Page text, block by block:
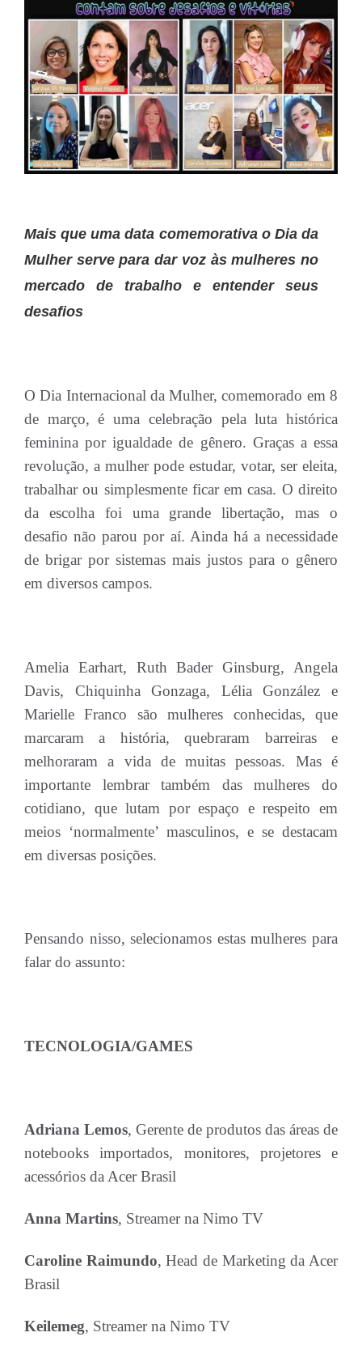
Mais que uma data comemorativa o Dia da
Mulher serve para dar voz às mulheres no
mercado de trabalho e entender seus
desafios
O Dia Internacional da Mulher, comemorado em 8
de março, é uma celebração pela luta histórica
feminina por igualdade de gênero. Graças a essa
revolução, a mulher pode estudar, votar, ser eleita,
trabalhar ou simplesmente ficar em casa. O direito
da escolha foi uma grande libertação, mas o
desafio não parou por aí. Ainda há a necessidade
de brigar por sistemas mais justos para o gênero
em diversos campos.
Amelia Earhart, Ruth Bader Ginsburg, Angela
Davis, Chiquinha Gonzaga, Lélia González e
Marielle Franco são mulheres conhecidas, que
marcaram a história, quebraram barreiras e
melhoraram a vida de muitas pessoas. Mas é
importante lembrar também das mulheres do
cotidiano, que lutam por espaço e respeito em
meios ‘normalmente’ masculinos, e se destacam
em diversas posições.
Pensando nisso, selecionamos estas mulheres para
falar do assunto:
TECNOLOGIA/GAMES
Adriana Lemos, Gerente de produtos das áreas de
notebooks importados, monitores, projetores e
acessórios da Acer Brasil
Anna Martins, Streamer na Nimo TV
Caroline Raimundo, Head de Marketing da Acer
Brasil
Keilemeg, Streamer na Nimo TV